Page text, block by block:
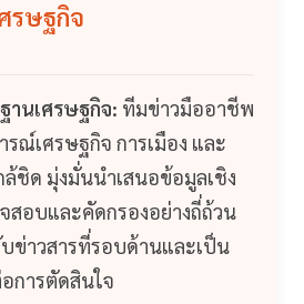
รษฐกิจ
านเศรษฐกิจ: ทีมข่าวมืออาชีพ
รณ์เศรษฐกิจ การเมือง และ
ล้ชิด มุ่งมั่นนำเสนอข้อมูลเชิง
สอบและคัดกรองอย่างถี่ถ้วน
ข่าวสารที่รอบด้านและเป็น
การตัดสินใจ